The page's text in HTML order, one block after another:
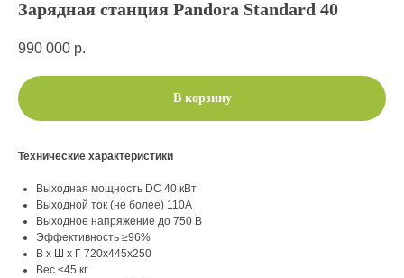
Зарядная станция Pandora Standard 40
990 000 р.
В корзину
Технические характеристики
Выходная мощность DC 40 кВт
Выходной ток (не более) 110А
Выходное напряжение до 750 В
Эффективность ≥96%
В х Ш х Г 720х445х250
Вес ≤45 кг